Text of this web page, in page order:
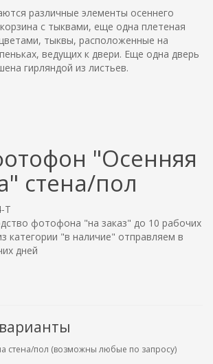
различные элементы осеннего
с тыквами, еще одна плетеная
тыквы, расположенные на
ведущих к двери. Еще одна дверь
гирляндой из листьев.
"Осенняя
стена/пол
T
фотофона "на заказ" до 10 рабочих
категории "в наличие" отправляем в
дней
стена/пол (возможны любые по запросу)